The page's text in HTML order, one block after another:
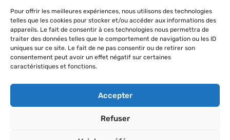
Pour offrir les meilleures expériences, nous utilisons des technologies
telles que les cookies pour stocker et/ou accéder aux informations des
appareils. Le fait de consentir à ces technologies nous permettra de
traiter des données telles que le comportement de navigation ou les ID
uniques sur ce site. Le fait de ne pas consentir ou de retirer son
consentement peut avoir un effet négatif sur certaines
caractéristiques et fonctions.
Accepter
Refuser
SUIVEZ-NOUS
© 2026 Corexiapro